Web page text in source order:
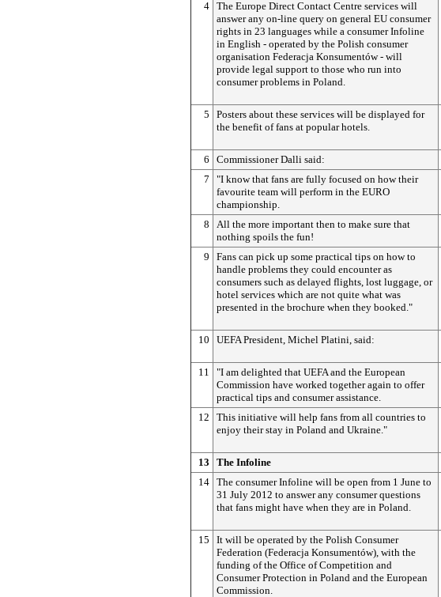
4 The Europe Direct Contact Centre services will
answer any on-line query on general EU consumer
rights in 23 languages while a consumer Infoline
in English - operated by the Polish consumer
organisation Federacja Konsumentów - will
provide legal support to those who run into
consumer problems in Poland.
5
Posters about these services will be displayed for
the benefit of fans at popular hotels.
6
Commissioner Dalli said:
7
"I know that fans are fully focused on how their
favourite team will perform in the EURO
championship.
8
All the more important then to make sure that
nothing spoils the fun!
9
Fans can pick up some practical tips on how to
handle problems they could encounter as
consumers such as delayed flights, lost luggage, or
hotel services which are not quite what was
presented in the brochure when they booked."
10
UEFA President, Michel Platini, said:
11
"I am delighted that UEFA and the European
Commission have worked together again to offer
practical tips and consumer assistance.
12
This initiative will help fans from all countries to
enjoy their stay in Poland and Ukraine."
13
The Infoline
14 The consumer Infoline will be open from 1 June to
31 July 2012 to answer any consumer questions
that fans might have when they are in Poland.
15
It will be operated by the Polish Consumer
Federation (Federacja Konsumentów), with the
funding of the Office of Competition and
Consumer Protection in Poland and the European
Commission.